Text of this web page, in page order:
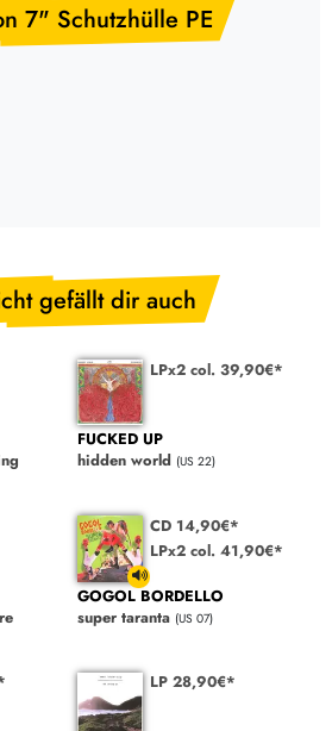
7" Schutzhülle PE
gefällt dir auch
LPx2 col. 39,90€*
FUCKED UP
hidden world (US 22)
CD 14,90€*
LPx2 col. 41,90€*
GOGOL BORDELLO
super taranta (US 07)
LP 28,90€*